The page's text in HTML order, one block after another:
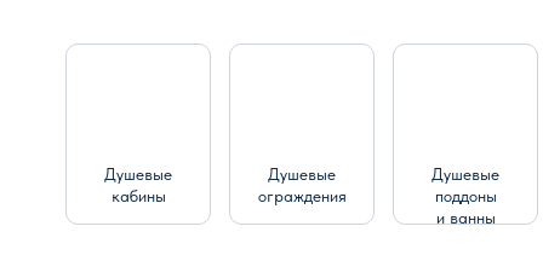
Душевые
кабины
Душевые
ограждения
Душевые
поддоны
и ванны